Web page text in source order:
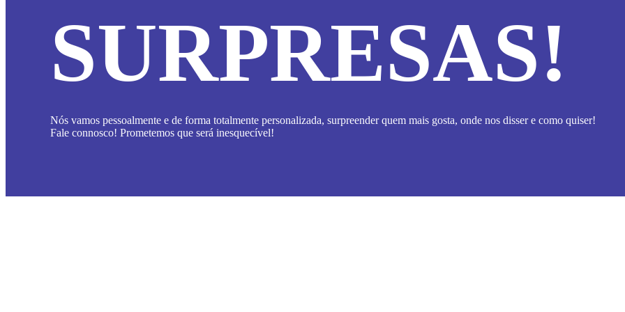
SURPRESAS!
Nós vamos pessoalmente e de forma totalmente personalizada, surpreender quem mais gosta, onde nos disser e como quiser!
Fale connosco! Prometemos que será inesquecível!